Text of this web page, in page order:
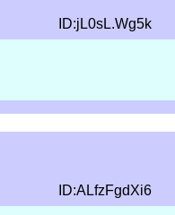
ID:jL0sL.Wg5k
ID:ALfzFgdXi6